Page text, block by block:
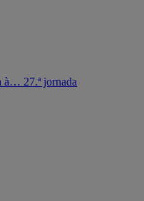
à… 27.ª jornada